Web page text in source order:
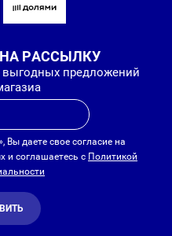
РАССЫЛКУ
выгодных предложений
даете свое согласие на
и соглашаетесь с Политикой